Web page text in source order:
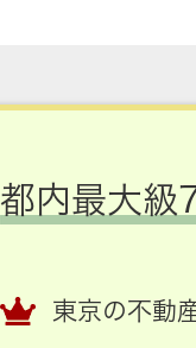
都内最大級
東京の不動